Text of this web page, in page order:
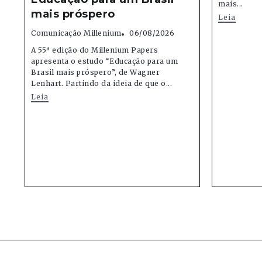
mais próspero
Comunicação Millenium
06/08/2026
A 55ª edição do Millenium Papers
apresenta o estudo “Educação para um
Brasil mais próspero”, de Wagner
Lenhart. Partindo da ideia de que o...
Leia
mais...
Leia